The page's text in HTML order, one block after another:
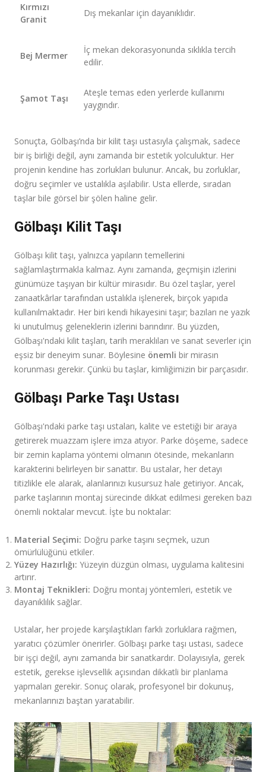
Kırmızı
Granit
Dış mekanlar için dayanıklıdır.
Bej Mermer
İç mekan dekorasyonunda sıklıkla tercih
edilir.
Şamot Taşı
Ateşle temas eden yerlerde kullanımı
yaygındır.
Sonuçta, Gölbaşı’nda bir kilit taşı ustasıyla çalışmak, sadece
bir iş birliği değil, aynı zamanda bir estetik yolculuktur. Her
projenin kendine has zorlukları bulunur. Ancak, bu zorluklar,
doğru seçimler ve ustalıkla aşılabilir. Usta ellerde, sıradan
taşlar bile görsel bir şölen haline gelir.
Gölbaşı Kilit Taşı
Gölbaşı kilit taşı, yalnızca yapıların temellerini
sağlamlaştırmakla kalmaz. Aynı zamanda, geçmişin izlerini
günümüze taşıyan bir kültür mirasıdır. Bu özel taşlar, yerel
zanaatkârlar tarafından ustalıkla işlenerek, birçok yapıda
kullanılmaktadır. Her biri kendi hikayesini taşır; bazıları ne yazık
ki unutulmuş geleneklerin izlerini barındırır. Bu yüzden,
Gölbaşı'ndaki kilit taşları, tarih meraklıları ve sanat severler için
eşsiz bir deneyim sunar. Böylesine önemli bir mirasın
korunması gerekir. Çünkü bu taşlar, kimliğimizin bir parçasıdır.
Gölbaşı Parke Taşı Ustası
Gölbaşı'ndaki parke taşı ustaları, kalite ve estetiği bir araya
getirerek muazzam işlere imza atıyor. Parke döşeme, sadece
bir zemin kaplama yöntemi olmanın ötesinde, mekanların
karakterini belirleyen bir sanattır. Bu ustalar, her detayı
titizlikle ele alarak, alanlarınızı kusursuz hale getiriyor. Ancak,
parke taşlarının montaj sürecinde dikkat edilmesi gereken bazı
önemli noktalar mevcut. İşte bu noktalar:
Material Seçimi: Doğru parke taşını seçmek, uzun
ömürlülüğünü etkiler.
Yüzey Hazırlığı: Yüzeyin düzgün olması, uygulama kalitesini
artırır.
Montaj Teknikleri: Doğru montaj yöntemleri, estetik ve
dayanıklılık sağlar.
Ustalar, her projede karşılaştıkları farklı zorluklara rağmen,
yaratıcı çözümler önerirler. Gölbaşı parke taşı ustası, sadece
bir işçi değil, aynı zamanda bir sanatkardır. Dolayısıyla, gerek
estetik, gerekse işlevsellik açısından dikkatli bir planlama
yapmaları gerekir. Sonuç olarak, profesyonel bir dokunuş,
mekanlarınızı baştan yaratabilir.